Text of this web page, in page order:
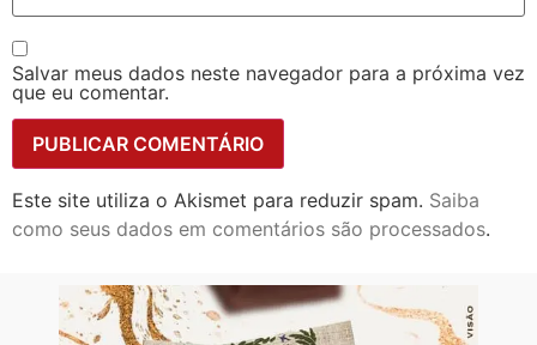
Salvar meus dados neste navegador para a próxima vez
que eu comentar.
Este site utiliza o Akismet para reduzir spam. Saiba
como seus dados em comentários são processados.